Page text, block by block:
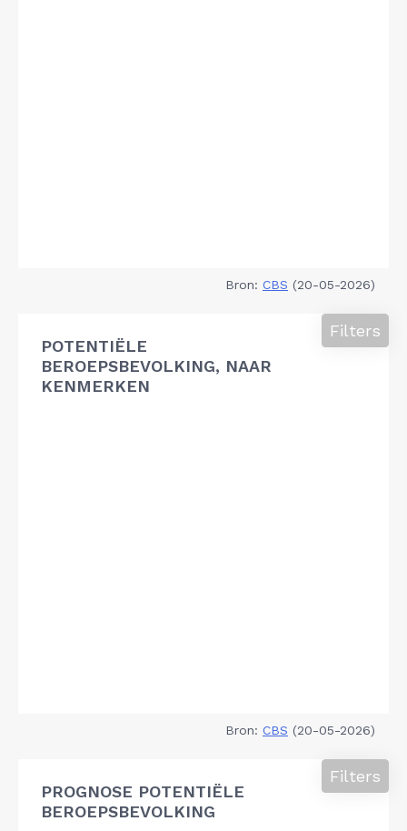
Bron: CBS (20-05-2026)
POTENTIËLE
BEROEPSBEVOLKING, NAAR
KENMERKEN
Filters
Bron: CBS (20-05-2026)
PROGNOSE POTENTIËLE
BEROEPSBEVOLKING
Filters